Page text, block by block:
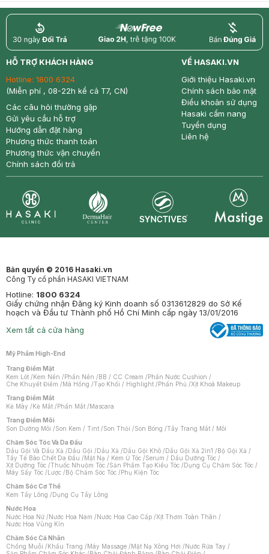
return nowfree price
HỖ TRỢ KHÁCH HÀNG
Hotline: 1800 6324
(Miễn phí , 08-22h kể cả T7, CN)
Các câu hỏi thường gặp
Gửi yêu cầu hỗ trợ
Hướng dẫn đặt hàng
Phương thức thanh toán
Phương thức vận chuyển
Chính sách đổi trả
VỀ HASAKI.VN
Giới thiệu Hasaki.vn
Chính sách bảo mật
Điều khoản sử dụng
Hasaki cẩm nang
Tuyển dụng
Liên hệ
Bản quyền © 2016 Hasaki.vn
Công Ty cổ phần HASAKI VIETNAM
Hotline: 1800 6324
Giấy chứng nhận Đăng ký Kinh doanh số 0313612829 do Sở Kế
hoạch và Đầu tư Thành phố Hồ Chí Minh cấp ngày 13/01/2016
Xem tất cả cửa hàng
Mỹ Phẩm High-End
Trang Điểm Mặt
Kem Lót /Kem Nền /Phấn Nền /BB / CC Cream /Phấn Nước Cushion /
Che Khuyết Điểm /Má Hồng /Tạo Khối / Highlight /Phấn Phủ /Xịt Khoá Makeup
Trang Điểm Mắt
Kẻ Mày /Kẻ Mắt /Phấn Mắt /Mascara
Trang Điểm Môi
Son Dưỡng Môi /Son Kem / Tint /Son Thỏi /Son Bóng /Tẩy Trang Mắt / Môi
Chăm Sóc Tóc Và Da Đầu
Dầu Gội Và Dầu Xả /Dầu Gội /Dầu Xả /Dầu Gội Khô /Dầu Gội Xả 2in1 /Bộ Gội Xả /
Tẩy Tế Bào Chết Da Đầu /Mặt Nạ / Kem Ủ Tóc /Serum / Dầu Dưỡng Tóc /
Xịt Dưỡng Tóc /Thuốc Nhuộm Tóc /Sản Phẩm Tạo Kiểu Tóc /Dụng Cụ Chăm Sóc Tóc /
Máy Sấy Tóc /Lược /Bộ Chăm Sóc Tóc /Phụ Kiện Tóc
Chăm Sóc Cơ Thể
Kem Tẩy Lông /Dụng Cụ Tẩy Lông
Nước Hoa
Nước Hoa Nữ /Nước Hoa Nam /Nước Hoa Cao Cấp /Xịt Thơm Toàn Thân /
Nước Hoa Vùng Kín
Chăm Sóc Cá Nhân
Chống Muỗi /Khẩu Trang /Máy Massage /Mặt Nạ Xông Hơi /Nước Rửa Tay /